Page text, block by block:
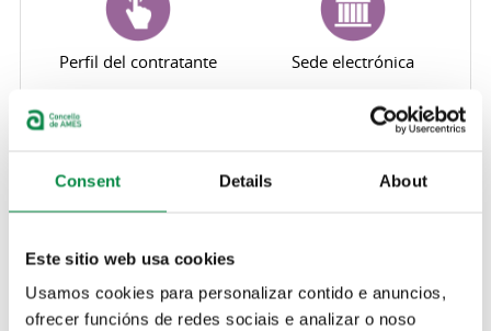
Consent Details About
Este sitio web usa cookies
Usamos cookies para personalizar contido e anuncios,
ofrecer funcións de redes sociais e analizar o noso
Perfil del contratante Sede electrónica
Oficina Virtual Tributaria Canal de denuncias
Solicitud de plaza en las Escuelas infantiles municipales